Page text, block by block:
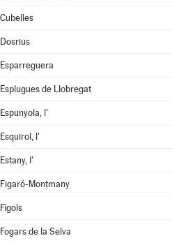
Cubelles
Dosrius
Esparreguera
Esplugues de Llobregat
Espunyola, l'
Esquirol, l'
Estany, l'
Figaró-Montmany
Fígols
Fogars de la Selva